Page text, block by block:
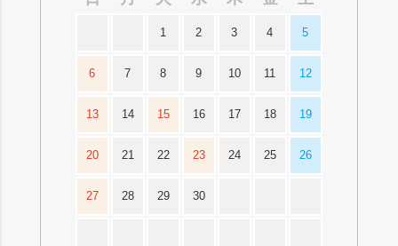
1 2 3 4 5
6 7 8 9 10 11 12
13 14 15 16 17 18 19
20 21 22 23 24 25 26
27 28 29 30